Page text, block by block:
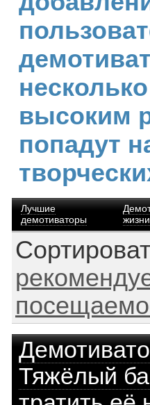
высоким
попадут
Лучшие
демотиваторы
жизни
Тяжёлый